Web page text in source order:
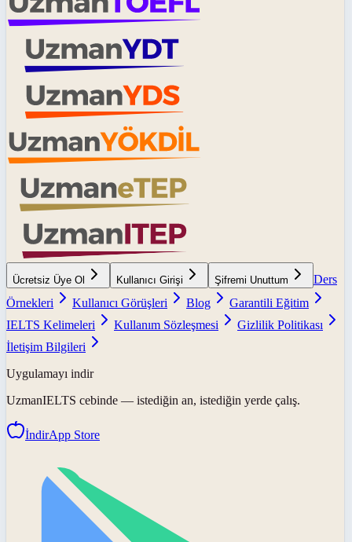
Ücretsiz Üye Ol Kullanıcı Girişi Şifremi Unuttum
Ders
Örnekleri
Kullanıcı Görüşleri Blog
Garantili Eğitim
IELTS Kelimeleri
Kullanım Sözleşmesi
Gizlilik Politikası
İletişim Bilgileri
Uygulamayı indir
UzmanIELTS cebinde — istediğin an, istediğin yerde çalış.
İndirApp Store